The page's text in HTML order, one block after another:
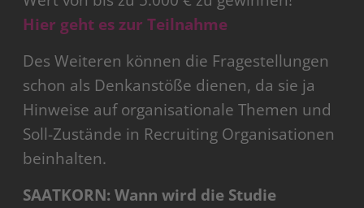
Hier geht es zur Teilnahme
Des Weiteren können die Fragestellungen
schon als Denkanstöße dienen, da sie ja
Hinweise auf organisationale Themen und
Soll-Zustände in Recruiting Organisationen
beinhalten.
SAATKORN: Wann wird die Studie